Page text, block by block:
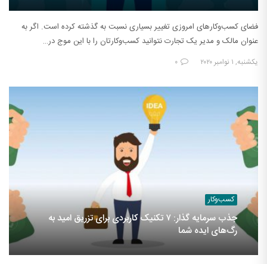
فضای کسب‌وکارهای امروزی تغییر بسیاری نسبت به گذشته کرده است. اگر به
عنوان مالک و مدیر یک تجارت نتوانید کسب‌وکارتان را با این موج در…
یکشنبه, ۱ نوامبر ۲۰۲۰ ۰
کسب‌وکار
جذب سرمایه گذار: ۷ تکنیک کاربردی برای تزریق امید به
رگ‌های ایده شما